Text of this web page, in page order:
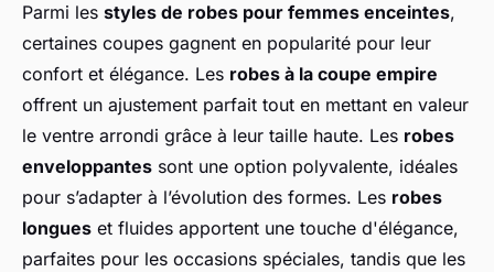
Parmi les styles de robes pour femmes enceintes,
certaines coupes gagnent en popularité pour leur
confort et élégance. Les robes à la coupe empire
offrent un ajustement parfait tout en mettant en valeur
le ventre arrondi grâce à leur taille haute. Les robes
enveloppantes sont une option polyvalente, idéales
pour s’adapter à l’évolution des formes. Les robes
longues et fluides apportent une touche d'élégance,
parfaites pour les occasions spéciales, tandis que les